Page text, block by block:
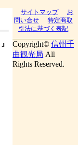
』
サイトマップ
お
問い合せ
特定商取
引法に基づく表記
Copyright© 信州千
曲観光局 All
Rights Reserved.